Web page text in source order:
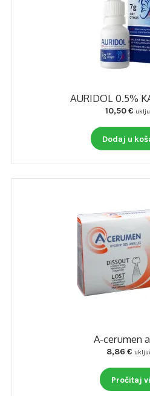
AURIDOL 0.5%
10,50€
Dodaj u
A-cerumen
8,86 €
Pročitaj